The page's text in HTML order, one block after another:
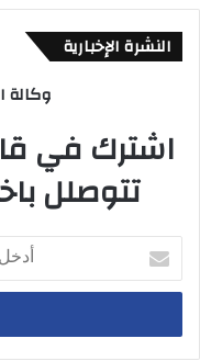
النشرة الإخبارية
وكالة
اشترك في
تتوصلل
خ
ب